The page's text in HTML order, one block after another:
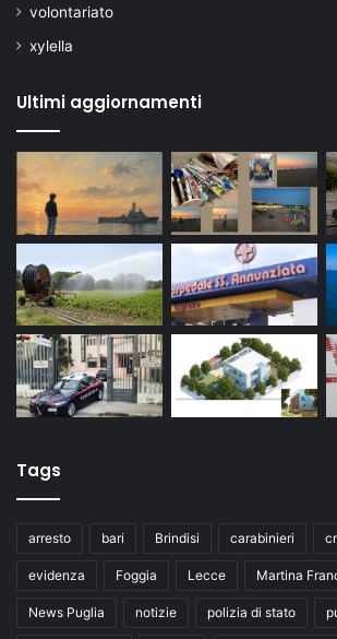
volontariato
xylella
Ultimi aggiornamenti
Tags
arresto bari Brindisi carabinieri
evidenza Foggia Lecce Martina
News Puglia notizie polizia di stato